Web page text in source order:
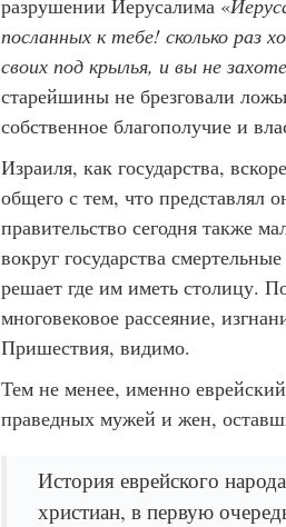
разрушении Иерусалима «
посланных к тебе! сколько раз
своих под крылья, и вы не
старейшины не брезговали
собственное благополучие и
Израиля, как государства,
общего с тем, что представлял
правительство сегодня также
вокруг государства
решает где им иметь столицу.
многовековое рассеяние,
Пришествия, видимо.
Тем не менее, именно
праведных мужей и жен,
История еврейского
христиан, в первую